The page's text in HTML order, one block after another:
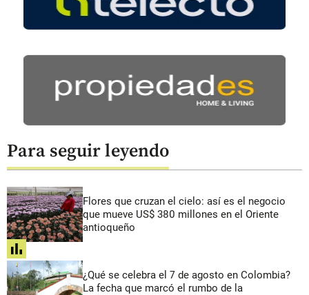
Para seguir leyendo
Flores que cruzan el cielo: así es el negocio
que mueve US$ 380 millones en el Oriente
antioqueño
share
¿Qué se celebra el 7 de agosto en Colombia?
La fecha que marcó el rumbo de la